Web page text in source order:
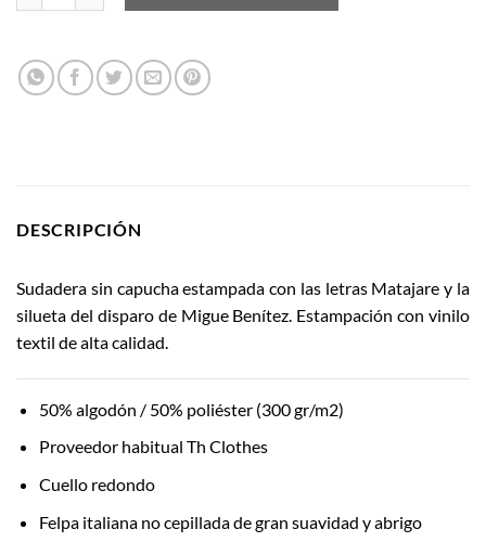
DESCRIPCIÓN
Sudadera sin capucha estampada con las letras Matajare y la
silueta del disparo de Migue Benítez. Estampación con vinilo
textil de alta calidad.
50% algodón / 50% poliéster (300 gr/m2)
Proveedor habitual Th Clothes
Cuello redondo
Felpa italiana no cepillada de gran suavidad y abrigo